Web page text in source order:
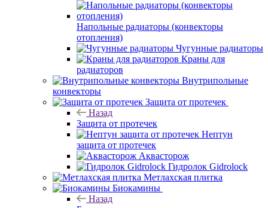
Напольные радиаторы (конвекторы
отопления)
Чугунные радиаторы
Краны для
радиаторов
Внутрипольные
конвекторы
Защита от протечек
Назад
Защита от протечек
Нептун
защита от протечек
Аквасторож
Гидролок Gidrolock
Метлахская плитка
Биокамины
Назад